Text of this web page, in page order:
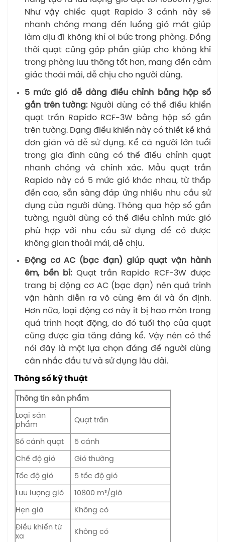
Như vậy chiếc quạt Rapido 3 cánh này sẽ
nhanh chóng mang đến luồng gió mát giúp
làm dịu đi không khí oi bức trong phòng. Đồng
thời quạt cũng góp phần giúp cho không khí
trong phòng lưu thông tốt hơn, mang đến cảm
giác thoải mái, dễ chịu cho người dùng.
5 mức gió dễ dàng điều chỉnh bằng hộp số
gắn trên tường: Người dùng có thể điều khiển
quạt trần Rapido RCF-3W bằng hộp số gắn
trên tường. Dạng điều khiển này có thiết kế khá
đơn giản và dễ sử dụng. Kể cả người lớn tuổi
trong gia đình cũng có thể điều chỉnh quạt
nhanh chóng và chính xác. Mẫu quạt trần
Rapido này có 5 mức gió khác nhau, từ thấp
đến cao, sẵn sàng đáp ứng nhiều nhu cầu sử
dụng của người dùng. Thông qua hộp số gắn
tường, người dùng có thể điều chỉnh mức gió
phù hợp với nhu cầu sử dụng để có được
không gian thoải mái, dễ chịu.
Động cơ AC (bạc đạn) giúp quạt vận hành
êm, bền bỉ: Quạt trần Rapido RCF-3W được
trang bị động cơ AC (bạc đạn) nên quá trình
vận hành diễn ra vô cùng êm ái và ổn định.
Hơn nữa, loại động cơ này ít bị hao mòn trong
quá trình hoạt động, do đó tuổi thọ của quạt
cũng được gia tăng đáng kể. Vậy nên có thể
nói đây là một lựa chọn đáng để người dùng
cân nhắc đầu tư và sử dụng lâu dài.
Thông số kỹ thuật
Thông tin sản phẩm
Loại sản
phẩm
Quạt trần
Số cánh quạt 5 cánh
Chế độ gió Gió thường
Tốc độ gió 5 tốc độ gió
Lưu lượng gió 10800 m³/giờ
Hẹn giờ Không có
Điều khiển từ
xa
Không có